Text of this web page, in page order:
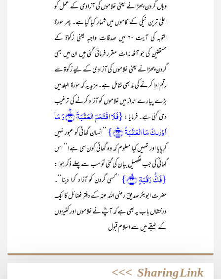
وہاں گردن چھڑانے یعنی غلاموں کی آزادی کے عمل کو
اعلیٰ ترین نیکی کے کاموں میں شمار کیا گیاہے۔ پھر سورۃ
التوبہ کی آیت ۶۰ میں صدقاتِ واجبہ یعنی زکوٰۃ کے
مستحقین کی جو آٹھ مدّات مقرر فرمائی گئی ہیں ان میں بھی
گردن چھڑانے یعنی غلاموں کی آزادی کے لیے زکوٰۃ سے
رقم ادا کرنے کی مدّ بھی شامل ہے۔ مزید یہ کہ سورۃ البلد میں
بڑے پیارے انداز میں غلاموں کو آزاد کرنے کی ترغیب
دی گئی ہے۔ فرمایا :
{فَلَا اقۡتَحَمَ الۡعَقَبَۃَ ﴿۫ۖ۱۱﴾وَ مَاۤ
اَدۡرٰىکَ مَا الۡعَقَبَۃُ ﴿ؕ۱۲﴾}
’’انسان گھاٹی کو عبور نہیں
کرپایا اور تمہیں کیا معلوم کہ وہ گھاٹی کون سی ہے!‘‘ اس
گھاٹی کی جب تفصیل بیان کی گئی تو سب سے پہلے ذکر ہوا :
{فَکُّ رَقَبَۃٍ ﴿ۙ۱۳﴾}
’’کسی گردن کو آزاد کرا دینا‘‘۔
حضرت ابوبکر صدیق رضی اللہ عنہ کے دفتر فضائل کا ایک
درخشاں باب یہ بھی ہے کہ آپؓ نے غلاموں اور کنیزوں
کے طبقے میں سے اسلام قبول
Sharing Link
>>>